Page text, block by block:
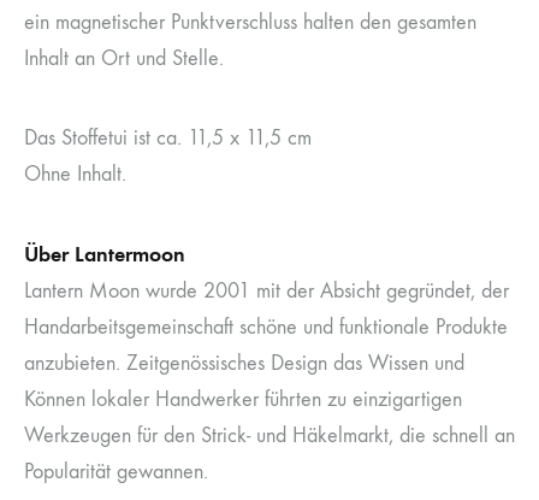
ein magnetischer Punktverschluss halten den gesamten
Inhalt an Ort und Stelle.
Das Stoffetui ist ca. 11,5 x 11,5 cm
Ohne Inhalt.
Über Lantermoon
Lantern Moon wurde 2001 mit der Absicht gegründet, der
Handarbeitsgemeinschaft schöne und funktionale Produkte
anzubieten. Zeitgenössisches Design das Wissen und
Können lokaler Handwerker führten zu einzigartigen
Werkzeugen für den Strick- und Häkelmarkt, die schnell an
Popularität gewannen.